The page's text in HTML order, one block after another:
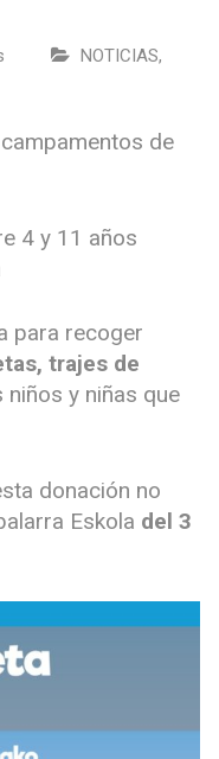
NOTICIAS,
de
4 y 11 años
para recoger
trajes de
y niñas que
donación no
Eskola del 3